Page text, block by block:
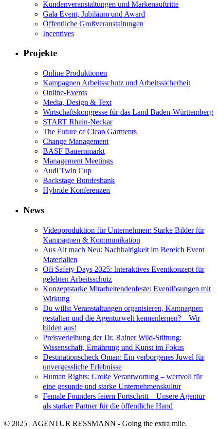
Kundenveranstaltungen und Markenauftritte
Gala Event, Jubiläum und Award
Öffentliche Großveranstaltungen
Incentives
Projekte
Online Produktionen
Kampagnen Arbeitsschutz und Arbeitssicherheit
Online-Events
Media, Design & Text
Wirtschaftskongresse für das Land Baden-Württemberg
START Rhein-Neckar
The Future of Clean Garments
Change Management
BASF Bauernmarkt
Management Meetings
Audi Twin Cup
Backstage Bundesbank
Hybride Konferenzen
News
Videoproduktion für Unternehmen: Starke Bilder für
Kampagnen & Kommunikation
Aus Alt mach Neu: Nachhaltigkeit im Bereich Event
Materialien
Ofi Safety Days 2025: Interaktives Eventkonzept für
gelebten Arbeitsschutz
Konzeptstarke Mitarbeitendenfeste: Eventlösungen mit
Wirkung
Du willst Veranstaltungen organisieren, Kampagnen
gestalten und die Agenturwelt kennenlernen? – Wir
bilden aus!
Preisverleihung der Dr. Rainer Wild-Stiftung:
Wissenschaft, Ernährung und Kunst im Fokus
Destinationscheck Oman: Ein verborgenes Juwel für
unvergessliche Erlebnisse
Human Rights: Große Verantwortung – wertvoll für
eine gesunde und starke Unternehmenskultur
Female Founders feiern Fortschritt – Unsere Agentur
als starker Partner für die öffentliche Hand
© 2025 | AGENTUR RESSMANN - Going the extra mile.